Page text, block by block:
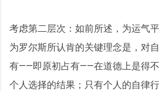
考虑第二层次：如前所述，为运气
为罗尔斯所认肯的关键理念是，对
有——即原初占有——在道德上是得
个人选择的结果；只有个人的自律